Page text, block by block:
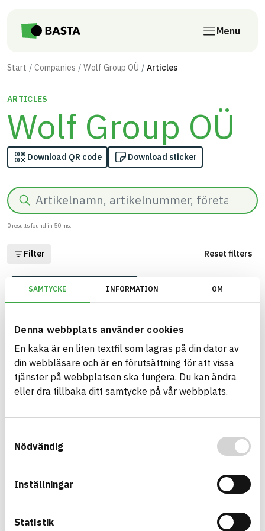
SAMTYCKE INFORMATION OM
Denna webbplats använder cookies
En kaka är en liten textfil som lagras på din dator av
din webbläsare och är en förutsättning för att vissa
tjänster på webbplatsen ska fungera. Du kan ändra
eller dra tillbaka ditt samtycke på vår webbplats.
Nödvändig
Inställningar
Statistik
Menu
Start Companies Wolf Group OÜ Articles
ARTICLES
Wolf Group OÜ
Download QR code Download sticker
Search
0 results found in 50 ms.
Filter Reset filters
KEMIs PRIO-verktyg/PRIO/Riskminskningsämnen begränsas
Build with BASTA - conscious
product choices!
The BASTA system is alone on the market in
sustainability information about construction
and grades with regard to phasing out hazardous
BASTA is a subsidiary to
Byggföretagen